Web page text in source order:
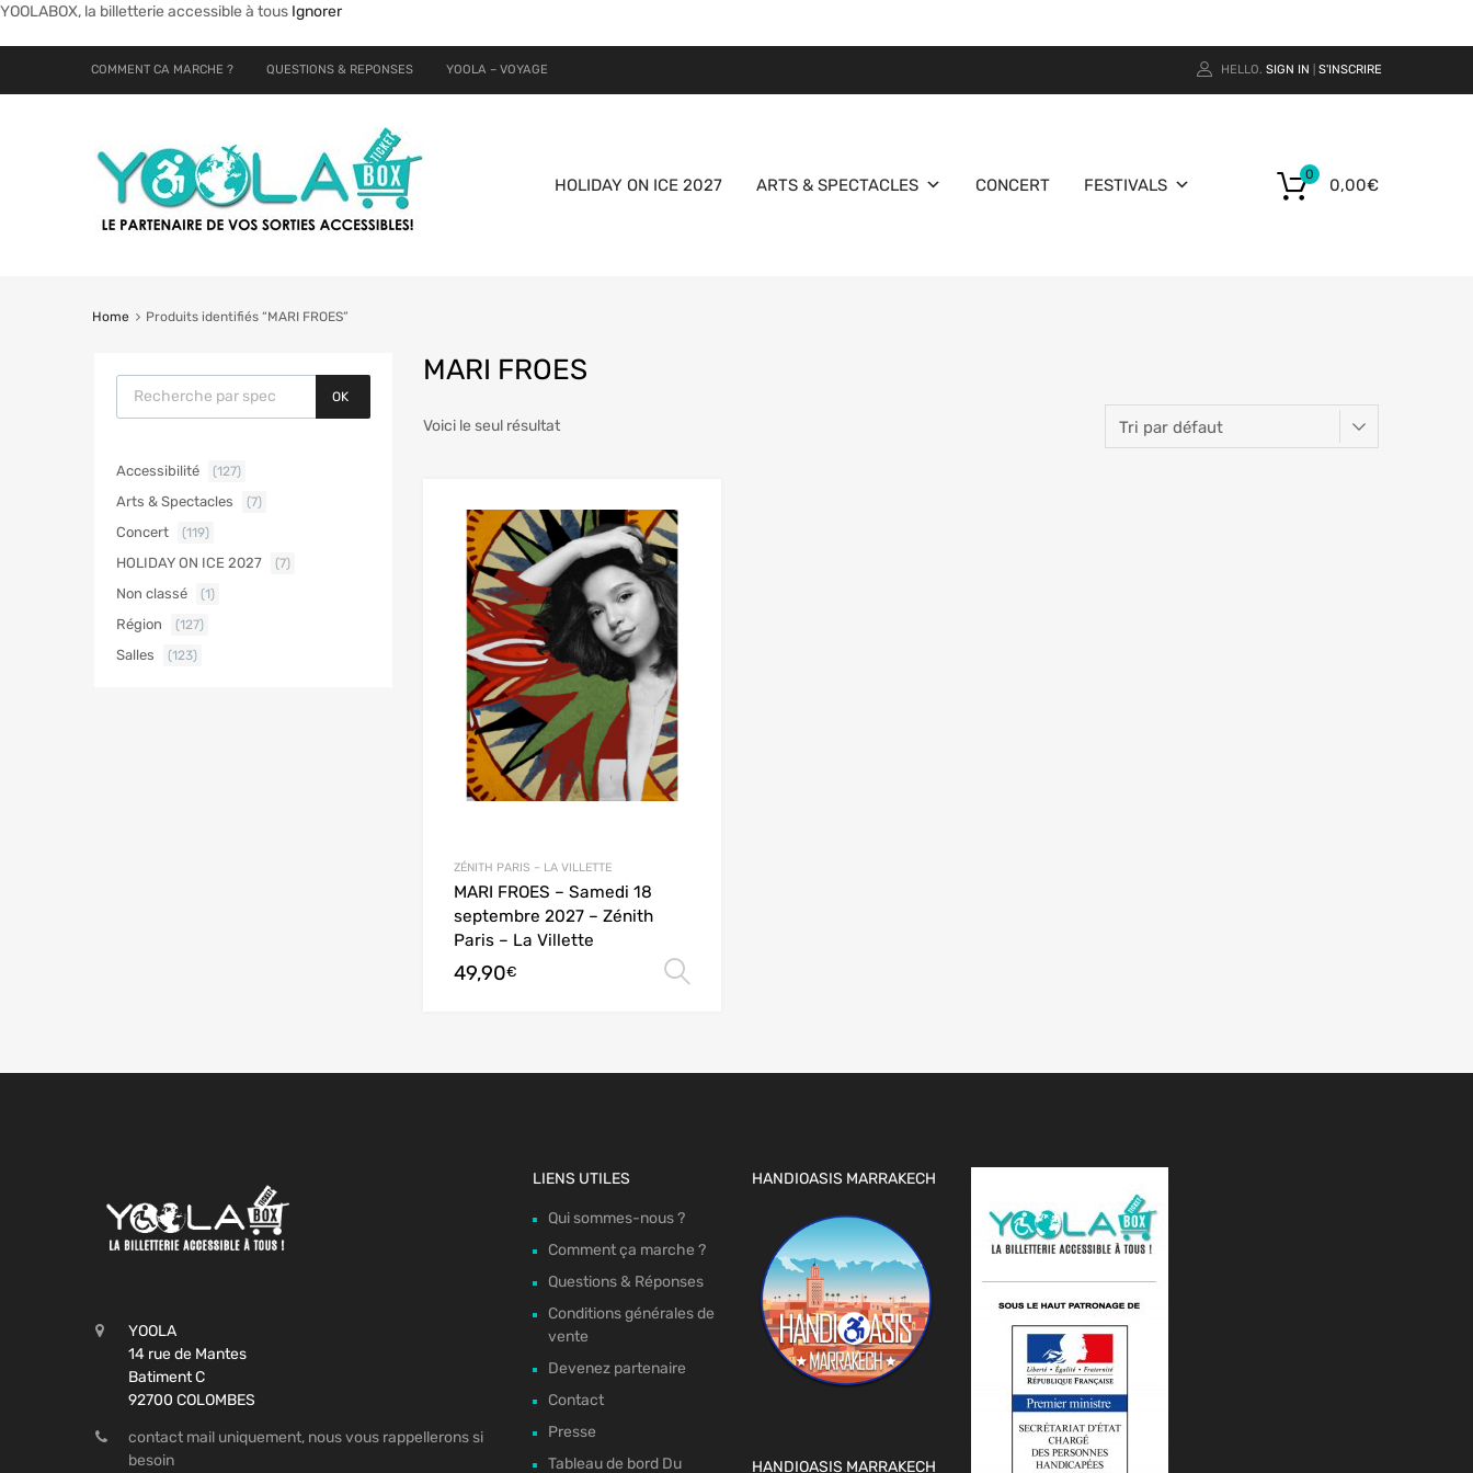
YOOLABOX, la billetterie accessible à tous Ignorer
COMMENT CA MARCHE ? QUESTIONS & REPONSES YOOLA – VOYAGE HELLO. SIGN IN S'INSCRIRE
0,00€
0
HOLIDAY ON ICE 2027 ARTS & SPECTACLES CONCERT FESTIVALS
Home Produits identifiés “MARI FROES”
MARI FROES
Voici le seul résultat
ZÉNITH PARIS – LA VILLETTE
MARI FROES – Samedi 18
septembre 2027 – Zénith
Paris – La Villette
49,90€
OK
Accessibilité (127)
Arts & Spectacles (7)
Concert (119)
HOLIDAY ON ICE 2027 (7)
Non classé (1)
Région (127)
Salles (123)
YOOLA
14 rue de Mantes
Batiment C
92700 COLOMBES
contact mail uniquement, nous vous rappellerons si
besoin
LIENS UTILES
Qui sommes-nous ?
Comment ça marche ?
Questions & Réponses
Conditions générales de
vente
Devenez partenaire
Contact
Presse
Tableau de bord Du
HANDIOASIS MARRAKECH
HANDIOASIS MARRAKECH